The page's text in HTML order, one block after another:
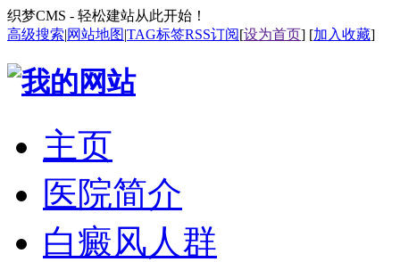
织梦CMS - 轻松建站从此开始！
高级搜索|网站地图|TAG标签RSS订阅[设为首页] [加入收藏]
主页
医院简介
白癜风人群